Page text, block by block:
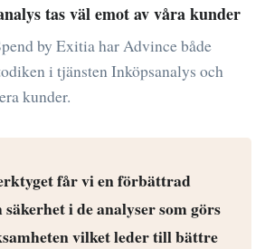
tas väl emot av våra kunder
by Exitia har Advince både
i tjänsten Inköpsanalys och
kunder.
får vi en förbättrad
i de analyser som görs
vilket leder till bättre